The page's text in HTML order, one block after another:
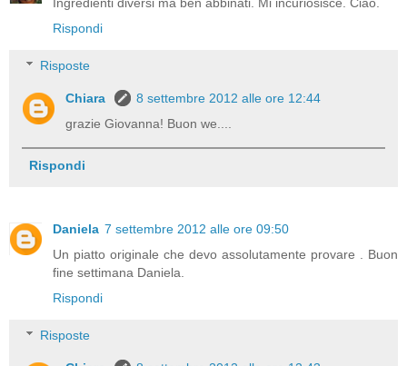
Rispondi
Risposte
Chiara
8 settembre 2012 alle ore 12:44
grazie Giovanna! Buon we....
Rispondi
Daniela 7 settembre 2012 alle ore 09:50
Un piatto originale che devo assolutamente provare . Buon
fine settimana Daniela.
Rispondi
Risposte